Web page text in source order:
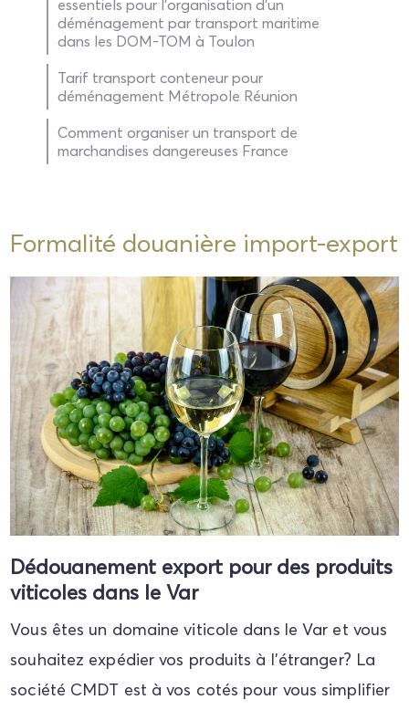
essentiels pour l'organisation d'un
déménagement par transport maritime
dans les DOM-TOM à Toulon
Tarif transport conteneur pour
déménagement Métropole Réunion
Comment organiser un transport de
marchandises dangereuses France
Formalité douanière import-export
Dédouanement export pour des produits
viticoles dans le Var
Vous êtes un domaine viticole dans le Var et vous
souhaitez expédier vos produits à l'étranger? La
société CMDT est à vos cotés pour vous simplifier